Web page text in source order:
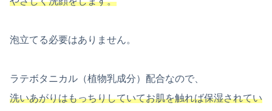
泡立てる必要はありません。
ラテボタニカル（植物乳成分）配合なので、
洗いあがりはもっちりしていてお肌を触れば保湿されてい